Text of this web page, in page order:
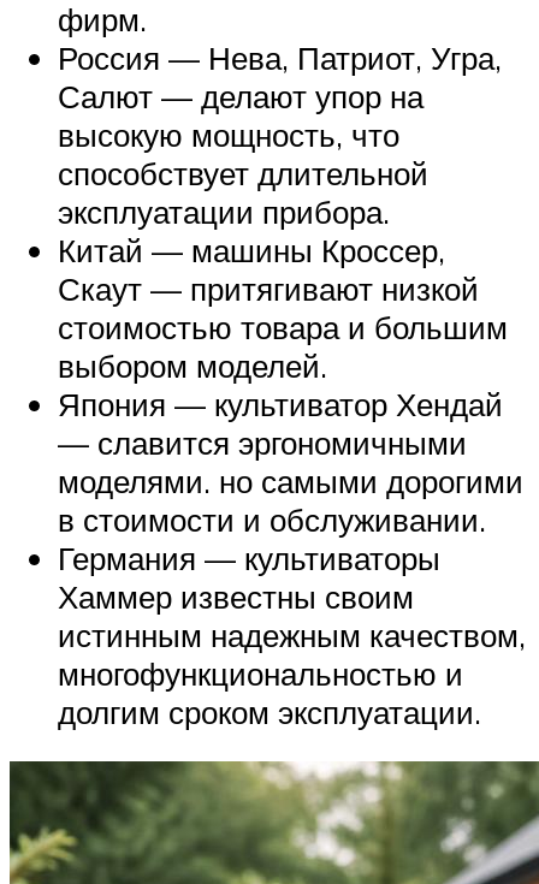
фирм.
Россия — Нева, Патриот, Угра,
Салют — делают упор на
высокую мощность, что
способствует длительной
эксплуатации прибора.
Китай — машины Кроссер,
Скаут — притягивают низкой
стоимостью товара и большим
выбором моделей.
Япония — культиватор Хендай
— славится эргономичными
моделями. но самыми дорогими
в стоимости и обслуживании.
Германия — культиваторы
Хаммер известны своим
истинным надежным качеством,
многофункциональностью и
долгим сроком эксплуатации.